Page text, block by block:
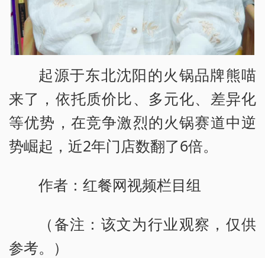
起源于东北沈阳的火锅品牌熊喵
来了，依托质价比、多元化、差异化
等优势，在竞争激烈的火锅赛道中逆
势崛起，近2年门店数翻了6倍。
作者：红餐网视频栏目组
（备注：该文为行业观察，仅供
参考。）